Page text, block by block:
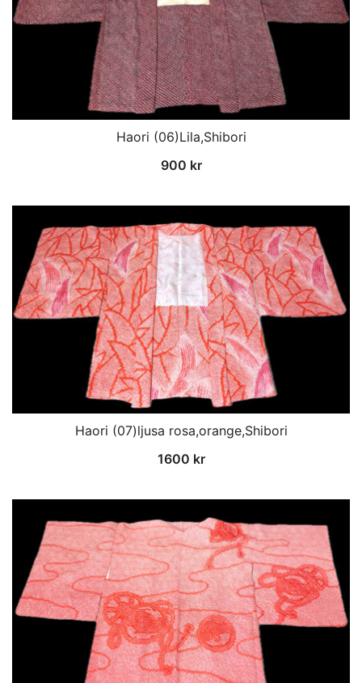
Haori (06)Lila,Shibori
900 kr
Haori (07)ljusa rosa,orange,Shibori
1600 kr